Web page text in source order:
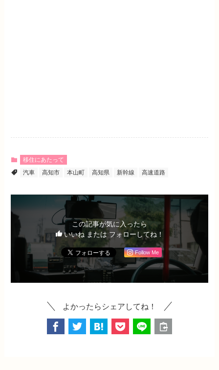
移住にあたって
汽車
高知市 本山町 高知県 新幹線 高速道路
この記事が気に入ったら
いいね または フォローしてね！
Follow Me
よかったらシェアしてね！